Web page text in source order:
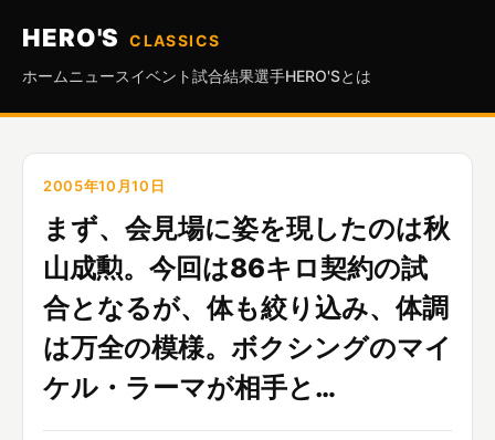
HERO'S
CLASSICS
ホーム ニュースイベント試合結果選手HERO'Sとは
2005年10月10日
まず、会見場に姿を現したのは秋
山成勲。今回は86キロ契約の試
合となるが、体も絞り込み、体調
は万全の模様。ボクシングのマイ
ケル・ラーマが相手と…